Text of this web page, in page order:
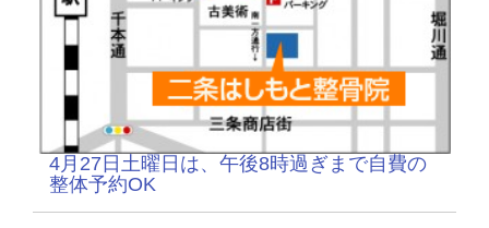
4月27日土曜日は、午後8時過ぎまで自費の
整体予約OK